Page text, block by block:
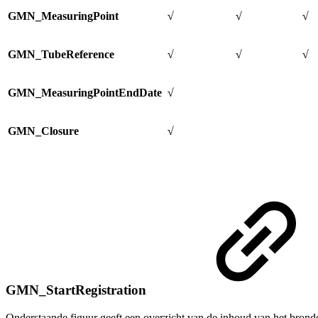
GMN_MeasuringPoint √ √ √
GMN_TubeReference √ √ √
GMN_MeasuringPointEndDate √
GMN_Closure √
GMN_StartRegistration